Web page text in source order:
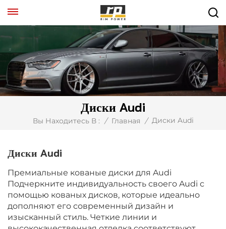
Диски Audi
Вы Находитесь В : / Главная / Диски Audi
Диски Audi
Премиальные кованые диски для Audi
Подчеркните индивидуальность своего Audi с
помощью кованых дисков, которые идеально
дополняют его современный дизайн и
изысканный стиль. Четкие линии и